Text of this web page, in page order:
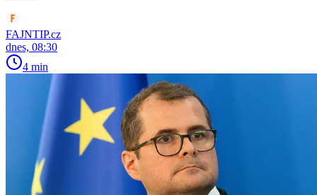
FAJNTIP.cz
dnes, 08:30
4 min